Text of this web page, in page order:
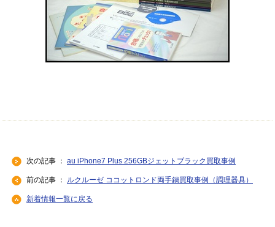
次の記事 ： au iPhone7 Plus 256GBジェットブラック買取事例
前の記事 ： ルクルーゼ ココットロンド両手鍋買取事例（調理器具）
新着情報一覧に戻る